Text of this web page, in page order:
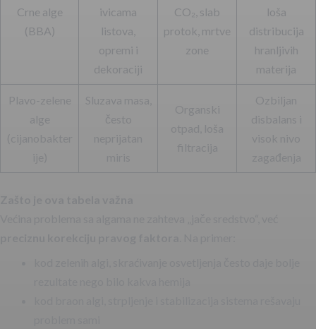
Crne alge
(BBA)
ivicama
listova,
opremi i
dekoraciji
CO₂, slab
protok, mrtve
zone
loša
distribucija
hranljivih
materija
Plavo-zelene
Sluzava masa,
Organski
Ozbiljan